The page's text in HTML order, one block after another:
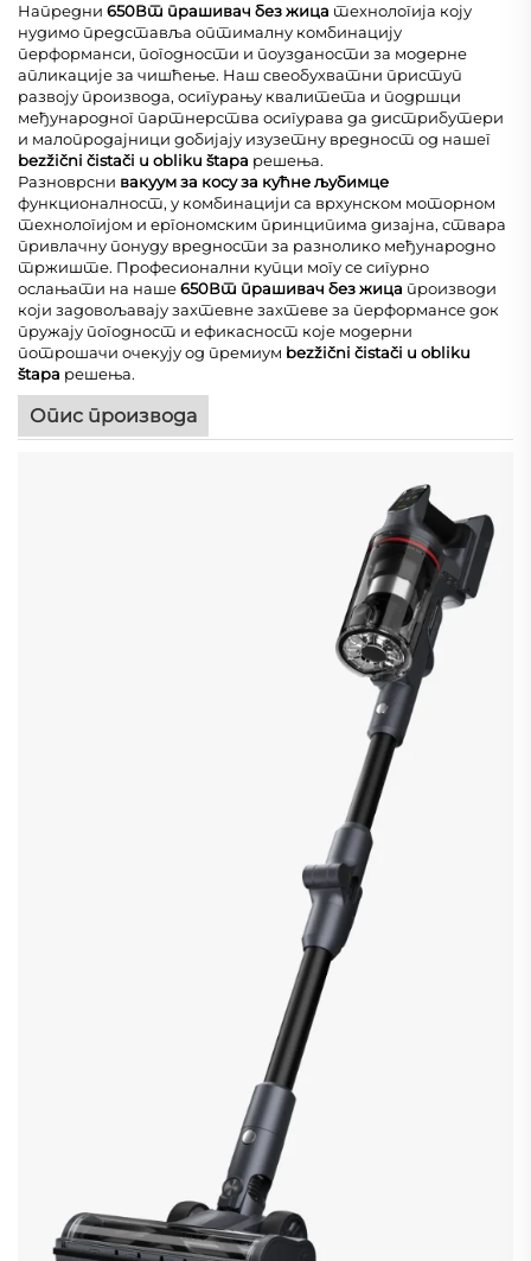
Напредни 650Вт прашивач без жица технологија коју
нудимо представља оптималну комбинацију
перформанси, погодности и поузданости за модерне
апликације за чишћење. Наш свеобухватни приступ
развоју производа, осигурању квалитета и подршци
међународног партнерства осигурава да дистрибутери
и малопродајници добијају изузетну вредност од нашег
bezžični čistači u obliku štapa решења.
Разноврсни вакуум за косу за кућне љубимце
функционалност, у комбинацији са врхунском моторном
технологијом и ергономским принципима дизајна, ствара
привлачну понуду вредности за разнолико међународно
тржиште. Професионални купци могу се сигурно
ослањати на наше650Вт прашивач без жица производи
који задовољавају захтевне захтеве за перформансе док
пружају погодност и ефикасност које модерни
потрошачи очекују од премиум bezžični čistači u obliku
štapa решења.
Опис производа